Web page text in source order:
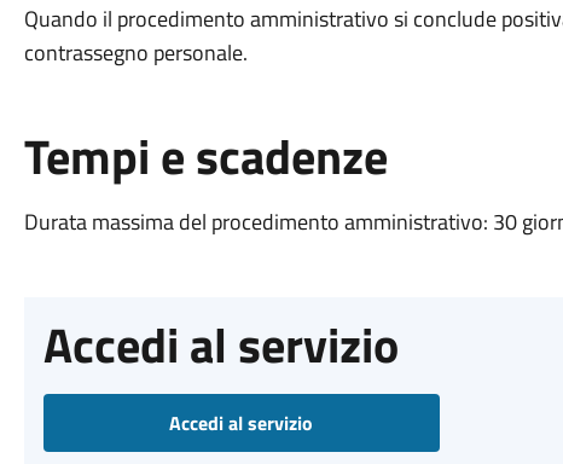
Quando il procedimento amministrativo si conclude
contrassegno personale.
Tempi e scadenze
Durata massima del procedimento amministrativo: 30
Accedi al servizio
Accedi al servizio